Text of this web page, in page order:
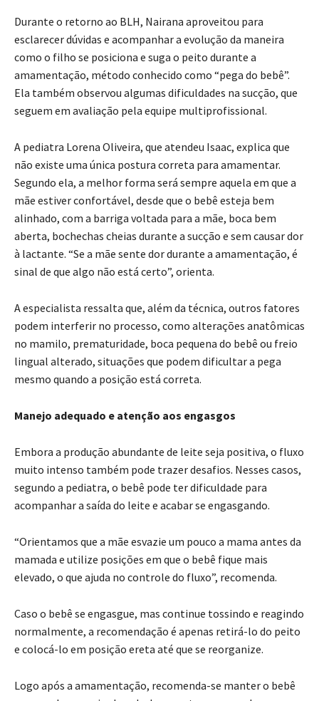
Durante o retorno ao BLH, Nairana aproveitou para
esclarecer dúvidas e acompanhar a evolução da maneira
como o filho se posiciona e suga o peito durante a
amamentação, método conhecido como “pega do bebê”.
Ela também observou algumas dificuldades na sucção, que
seguem em avaliação pela equipe multiprofissional.
A pediatra Lorena Oliveira, que atendeu Isaac, explica que
não existe uma única postura correta para amamentar.
Segundo ela, a melhor forma será sempre aquela em que a
mãe estiver confortável, desde que o bebê esteja bem
alinhado, com a barriga voltada para a mãe, boca bem
aberta, bochechas cheias durante a sucção e sem causar dor
à lactante. “Se a mãe sente dor durante a amamentação, é
sinal de que algo não está certo”, orienta.
A especialista ressalta que, além da técnica, outros fatores
podem interferir no processo, como alterações anatômicas
no mamilo, prematuridade, boca pequena do bebê ou freio
lingual alterado, situações que podem dificultar a pega
mesmo quando a posição está correta.
Manejo adequado e atenção aos engasgos
Embora a produção abundante de leite seja positiva, o fluxo
muito intenso também pode trazer desafios. Nesses casos,
segundo a pediatra, o bebê pode ter dificuldade para
acompanhar a saída do leite e acabar se engasgando.
“Orientamos que a mãe esvazie um pouco a mama antes da
mamada e utilize posições em que o bebê fique mais
elevado, o que ajuda no controle do fluxo”, recomenda.
Caso o bebê se engasgue, mas continue tossindo e reagindo
normalmente, a recomendação é apenas retirá-lo do peito
e colocá-lo em posição ereta até que se reorganize.
Logo após a amamentação, recomenda-se manter o bebê